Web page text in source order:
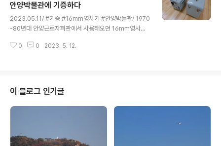
오면 꺼내보는 광주민주화운동 관련 옛 자료들. 민주화운
동기념사업회에 전달하려 했더니. 혹여 지역사료관이 생기
면 그곳에 보관하면 좋겠다는 어느분 의견도 있어 보자기
기억을 남긴다. "기억합니다...그리고 기억하겠습니다...5.1
안양박물관에 기증하다
2023.05.11/ #기증 #16mm영사기 #안양박물관/ 1970
-80년대 안양근로자회관에서 사용해오던 16mm영사기
품에 대한 감정과 평가를 받아야 기증절차가 최종 마무리
은 미국 Bell & Howell, Model 614/ 무게: 20.4kg/ 발
매:1965년 렌 즈 : 16mm Super D Provel 2inch f1.4/
전 원 : AC 110-120V/ Lamp: 1300W / 영사기(상단)와
0 0 2023. 5. 12.
이 블로그 인기글